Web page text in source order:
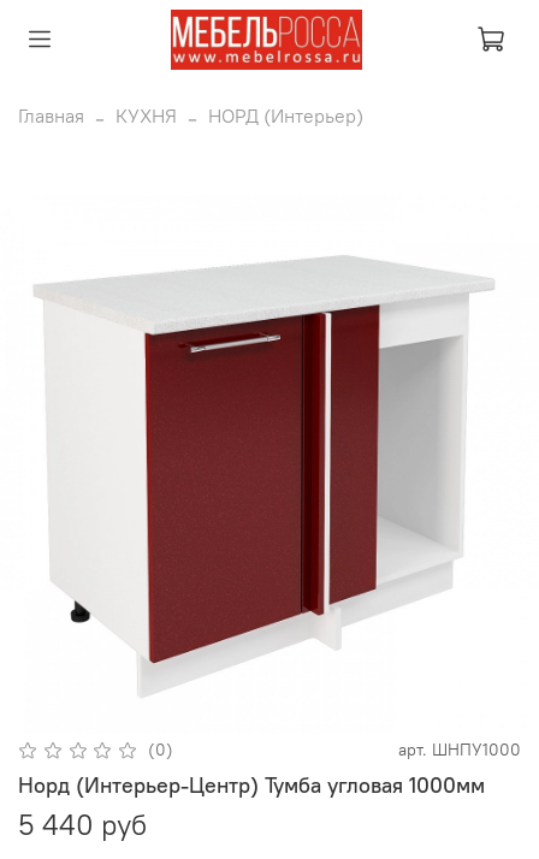
Главная КУХНЯ НОРД (Интерьер)
(0) арт. ШНПУ1000
Норд (Интерьер-Центр) Тумба угловая 1000мм
5 440 руб